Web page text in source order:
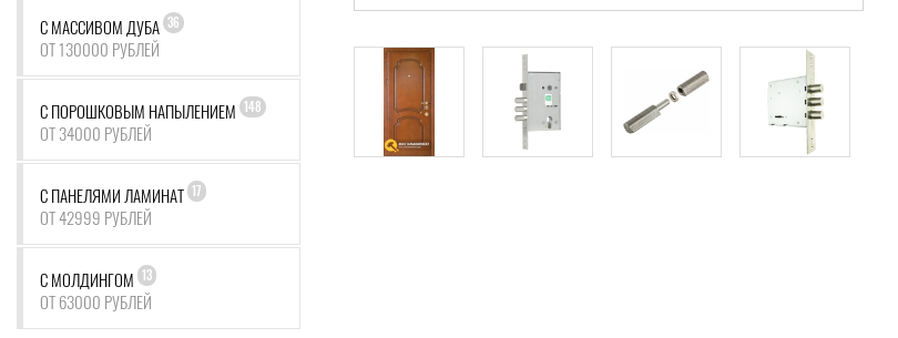
С МАССИВОМ ДУБА 36
ОТ 130000 РУБЛЕЙ
С ПОРОШКОВЫМ НАПЫЛЕНИЕМ 148
ОТ 34000 РУБЛЕЙ
С ПАНЕЛЯМИ ЛАМИНАТ 17
ОТ 42999 РУБЛЕЙ
С МОЛДИНГОМ 13
ОТ 63000 РУБЛЕЙ